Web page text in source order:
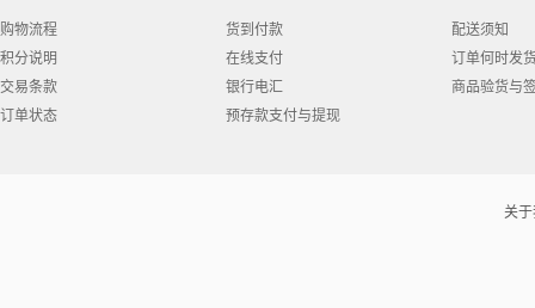
购物流程
积分说明
交易条款
订单状态
货到付款
在线支付
银行电汇
预存款支付与提现
配送须知
订单何时发
商品验货与
关